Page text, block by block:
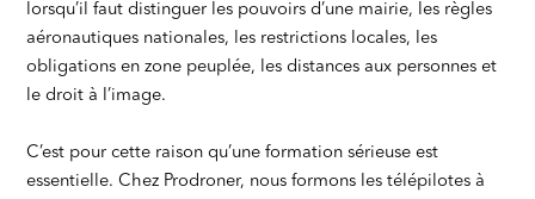
lorsqu’il faut distinguer les pouvoirs d’une mairie, les règles
aéronautiques nationales, les restrictions locales, les
obligations en zone peuplée, les distances aux personnes et
le droit à l’image.
C’est pour cette raison qu’une formation sérieuse est
essentielle. Chez Prodroner, nous formons les télépilotes à